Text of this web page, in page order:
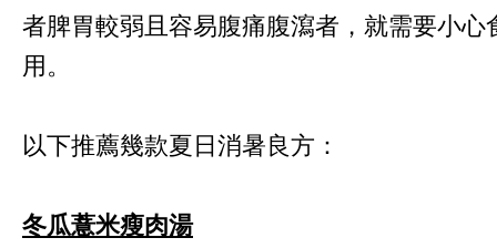
者脾胃較弱且容易腹痛腹瀉者，就需要小心
用。
以下推薦幾款夏日消暑良方：
冬瓜薏米瘦肉湯